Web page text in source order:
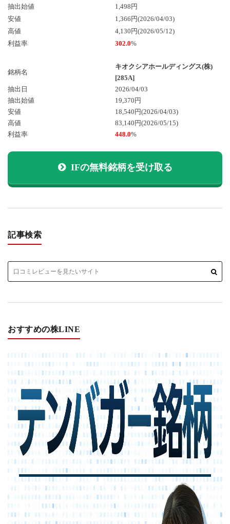
抽出始値
1,498円
安値
1,366円(2026/04/03)
高値
4,130円(2026/05/12)
利益率
302.0%
銘柄名
キオクシアホールディングス(株)
[285A]
抽出日
2026/04/03
抽出始値
19,370円
安値
18,540円(2026/04/03)
高値
83,140円(2026/05/15)
利益率
448.0%
IFの無料銘柄を受け取る
記事検索
おすすめの株LINE